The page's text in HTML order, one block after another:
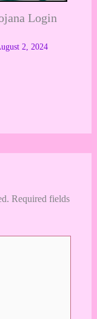
Login
2, 2024
Required fields